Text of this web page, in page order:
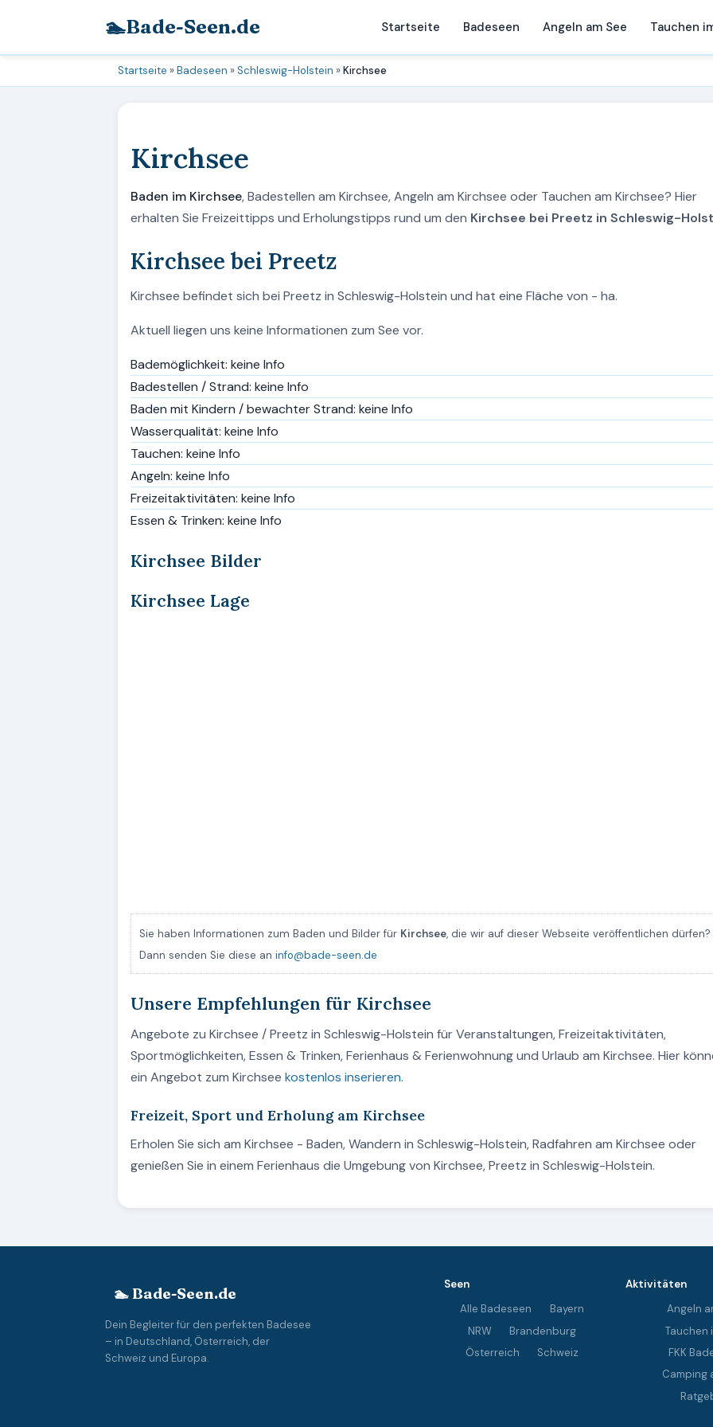
🏊Bade-Seen.de Startseite Badeseen Angeln am See Tauchen
Startseite »Badeseen »Schleswig-Holstein »Kirchsee
Kirchsee
Baden im Kirchsee, Badestellen am Kirchsee, Angeln am Kirchsee oder Tauchen am Kirchsee? Hier
erhalten Sie Freizeittipps und Erholungstipps rund um den Kirchsee bei Preetz in Schleswig-
Kirchsee bei Preetz
Kirchsee befindet sich bei Preetz in Schleswig-Holstein und hat eine Fläche von - ha.
Aktuell liegen uns keine Informationen zum See vor.
Bademöglichkeit: keine Info
Badestellen / Strand: keine Info
Baden mit Kindern / bewachter Strand: keine Info
Wasserqualität: keine Info
Tauchen: keine Info
Angeln: keine Info
Freizeitaktivitäten: keine Info
Essen & Trinken: keine Info
Kirchsee Bilder
Kirchsee Lage
Sie haben Informationen zum Baden und Bilder für Kirchsee, die wir auf dieser Webseite veröffentlichen dürfen?
Dann senden Sie diese an info@bade-seen.de
Unsere Empfehlungen für Kirchsee
Angebote zu Kirchsee / Preetz in Schleswig-Holstein für Veranstaltungen, Freizeitaktivitäten,
Sportmöglichkeiten, Essen & Trinken, Ferienhaus & Ferienwohnung und Urlaub am Kirchsee. Hier
ein Angebot zum Kirchsee kostenlos inserieren.
Freizeit, Sport und Erholung am Kirchsee
Erholen Sie sich am Kirchsee - Baden, Wandern in Schleswig-Holstein, Radfahren am Kirchsee oder
genießen Sie in einem Ferienhaus die Umgebung von Kirchsee, Preetz in Schleswig-Holstein.
🏊 Bade-Seen.de
Dein Begleiter für den perfekten Badesee
– in Deutschland, Österreich, der
Schweiz und Europa.
Seen
Alle Badeseen
Bayern
NRW
Brandenburg
Österreich
Schweiz
Aktivitäten
Angeln
Tauchen
FKK
Camping